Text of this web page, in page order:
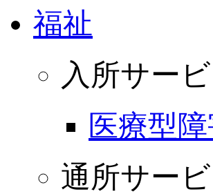
福祉
入所サー
医療型
通所サー